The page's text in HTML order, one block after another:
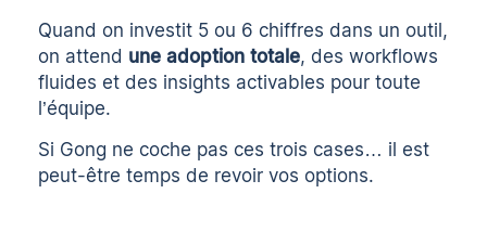
Quand on investit 5 ou 6 chiffres dans un outil,
on attend une adoption totale, des workflows
fluides et des insights activables pour toute
l’équipe.
Si Gong ne coche pas ces trois cases… il est
peut-être temps de revoir vos options.